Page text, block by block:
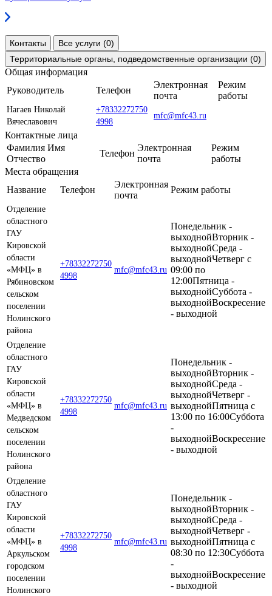
Контакты
Все услуги (0)
Территориальные органы, подведомственные организации (0)
Общая информация
Руководитель
Телефон
Электронная
почта
Режим
работы
Нагаев Николай
Вячеславович
+78332272750
4998
mfc@mfc43.ru
Контактные лица
Фамилия Имя
Отчество
Телефон
Электронная
почта
Режим
работы
Места обращения
Название
Телефон
Электронная
почта
Режим работы
Отделение
областного
ГАУ
Кировской
области
«МФЦ» в
Рябиновском
сельском
поселении
Нолинского
района
+78332272750
4998
mfc@mfc43.ru
Понедельник -
выходнойВторник -
выходнойСреда -
выходнойЧетверг c
09:00 по
12:00Пятница -
выходнойСуббота -
выходнойВоскресение
- выходной
Отделение
областного
ГАУ
Кировской
области
«МФЦ» в
Медведском
сельском
поселении
Нолинского
района
+78332272750
4998
mfc@mfc43.ru
Понедельник -
выходнойВторник -
выходнойСреда -
выходнойЧетверг -
выходнойПятница c
13:00 по 16:00Суббота
-
выходнойВоскресение
- выходной
Отделение
областного
ГАУ
Кировской
области
«МФЦ» в
Аркульском
городском
поселении
Нолинского
+78332272750
4998
mfc@mfc43.ru
Понедельник -
выходнойВторник -
выходнойСреда -
выходнойЧетверг -
выходнойПятница c
08:30 по 12:30Суббота
-
выходнойВоскресение
- выходной